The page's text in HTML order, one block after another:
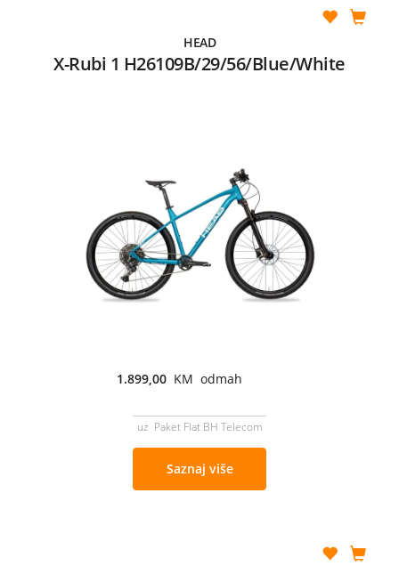
HEAD
X-Rubi 1 H26109B/29/56/Blue/White
1.899,00 KM odmah
uz Paket Flat BH Telecom
Saznaj više